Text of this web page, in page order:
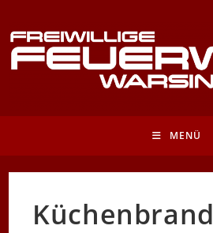
Inhalt
springen
MENÜ
Küchenbrand